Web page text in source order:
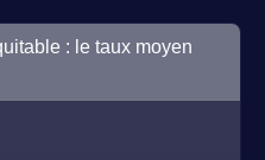
: le taux moyen